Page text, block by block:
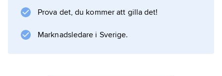
statistiskt är en del av Stockholms tätort.
Prova det, du kommer att gilla det!
Marknadsledare i Sverige.